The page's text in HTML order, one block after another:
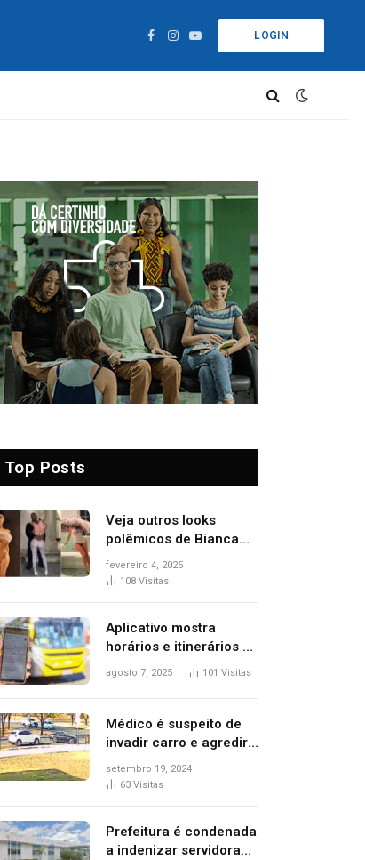
Facebook
Instagram
YouTube
LOGIN
Top Posts
Veja outros looks
polêmicos de Bianca
Censori, esposa de
Kanye West que
fevereiro 4, 2025
108 Visitas
Aplicativo mostra
horários e itinerários de
ônibus a usuários do
agosto 7, 2025 101 Visitas
Médico é suspeito de
invadir carro e agredir
delegado aposentado
durante confusão no
setembro 19, 2024
63 Visitas
Prefeitura é condenada
a indenizar servidora